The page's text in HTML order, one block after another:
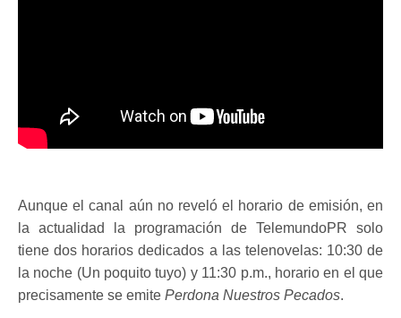
Aunque el canal aún no reveló el horario de emisión, en
la actualidad la programación de TelemundoPR solo
tiene dos horarios dedicados a las telenovelas: 10:30 de
la noche (Un poquito tuyo) y 11:30 p.m., horario en el que
precisamente se emite Perdona Nuestros Pecados.